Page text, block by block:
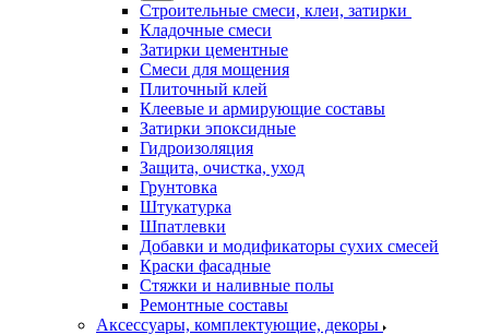
Строительные смеси, клеи, затирки
Кладочные смеси
Затирки цементные
Смеси для мощения
Плиточный клей
Клеевые и армирующие составы
Затирки эпоксидные
Гидроизоляция
Защита, очистка, уход
Грунтовка
Штукатурка
Шпатлевки
Добавки и модификаторы сухих смесей
Краски фасадные
Стяжки и наливные полы
Ремонтные составы
Аксессуары, комплектующие, декоры